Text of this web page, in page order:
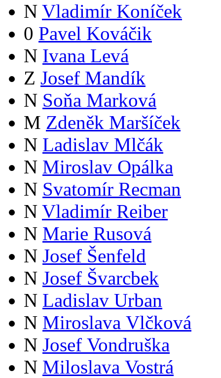
N Vladimír Koníček
0 Pavel Kováčik
N Ivana Levá
Z Josef Mandík
N Soňa Marková
M Zdeněk Maršíček
N Ladislav Mlčák
N Miroslav Opálka
N Svatomír Recman
N Vladimír Reiber
N Marie Rusová
N Josef Šenfeld
N Josef Švarcbek
N Ladislav Urban
N Miroslava Vlčková
N Josef Vondruška
N Miloslava Vostrá